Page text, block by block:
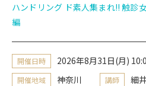
ハンドリング ド素人集まれ!! 触診
編
開催日時 2026年8月31日(月)
開催地域 神奈川 講師
細